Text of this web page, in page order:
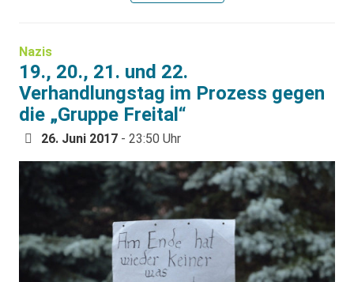
Nazis
19., 20., 21. und 22.
Verhandlungstag im Prozess gegen
die „Gruppe Freital“
26. Juni 2017 - 23:50 Uhr